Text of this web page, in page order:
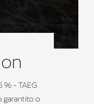
% - TAEG
garantito o